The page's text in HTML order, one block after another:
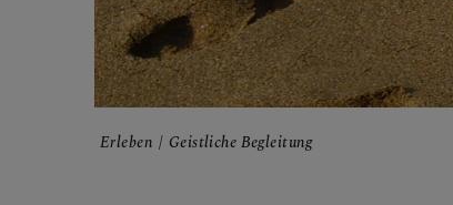
Erleben Geistliche Begleitung